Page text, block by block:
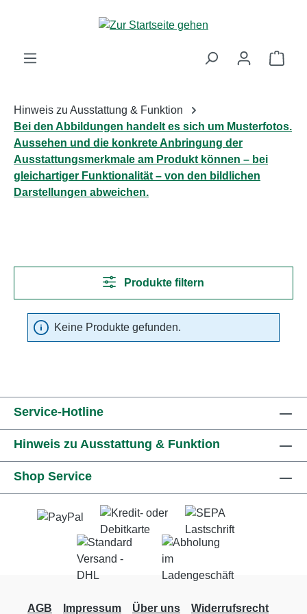
Zum Hauptinhalt springen
Hinweis zu Ausstattung & Funktion
Bei den Abbildungen handelt es sich um Musterfotos.
Aussehen und die konkrete Anbringung der
Ausstattungsmerkmale am Produkt können – bei
gleichartiger Funktionalität – von den bildlichen
Darstellungen abweichen.
Produkte filtern
Keine Produkte gefunden.
Service-Hotline
Hinweis zu Ausstattung & Funktion
Shop Service
AGB Impressum Über uns Widerrufsrecht